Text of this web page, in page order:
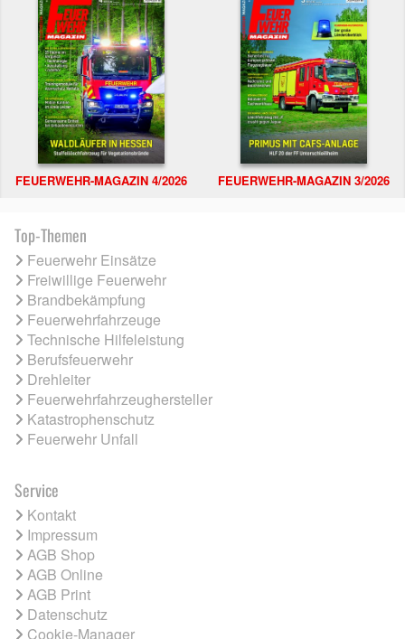
FEUERWEHR-MAGAZIN 4/2026 FEUERWEHR-MAGAZIN 3/2026
Top-Themen
Feuerwehr Einsätze
Freiwillige Feuerwehr
Brandbekämpfung
Feuerwehrfahrzeuge
Technische Hilfeleistung
Berufsfeuerwehr
Drehleiter
Feuerwehrfahrzeughersteller
Katastrophenschutz
Feuerwehr Unfall
Service
Kontakt
Impressum
AGB Shop
AGB Online
AGB Print
Datenschutz
Cookie-Manager